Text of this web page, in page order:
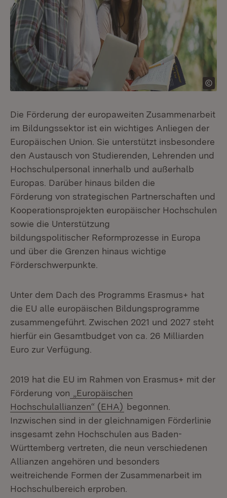
Die Förderung der europaweiten Zusammenarbeit
im Bildungssektor ist ein wichtiges Anliegen der
Europäischen Union. Sie unterstützt insbesondere
den Austausch von Studierenden, Lehrenden und
Hochschulpersonal innerhalb und außerhalb
Europas. Darüber hinaus bilden die
Förderung von strategischen Partnerschaften und
Kooperationsprojekten europäischer Hochschulen
sowie die Unterstützung
bildungspolitischer Reformprozesse in Europa
und über die Grenzen hinaus wichtige
Förderschwerpunkte.
Unter dem Dach des Programms Erasmus+ hat
die EU alle europäischen Bildungsprogramme
zusammengeführt. Zwischen 2021 und 2027 steht
hierfür ein Gesamtbudget von ca. 26 Milliarden
Euro zur Verfügung.
2019 hat die EU im Rahmen von Erasmus+ mit der
Förderung von
„Europäischen
Hochschulallianzen“ (EHA) begonnen.
Inzwischen sind in der gleichnamigen Förderlinie
insgesamt zehn Hochschulen aus Baden-
Württemberg vertreten, die neun verschiedenen
Allianzen angehören und besonders
weitreichende Formen der Zusammenarbeit im
Hochschulbereich erproben.